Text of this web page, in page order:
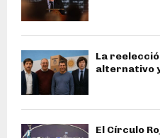
La
alternativo
El Círculo